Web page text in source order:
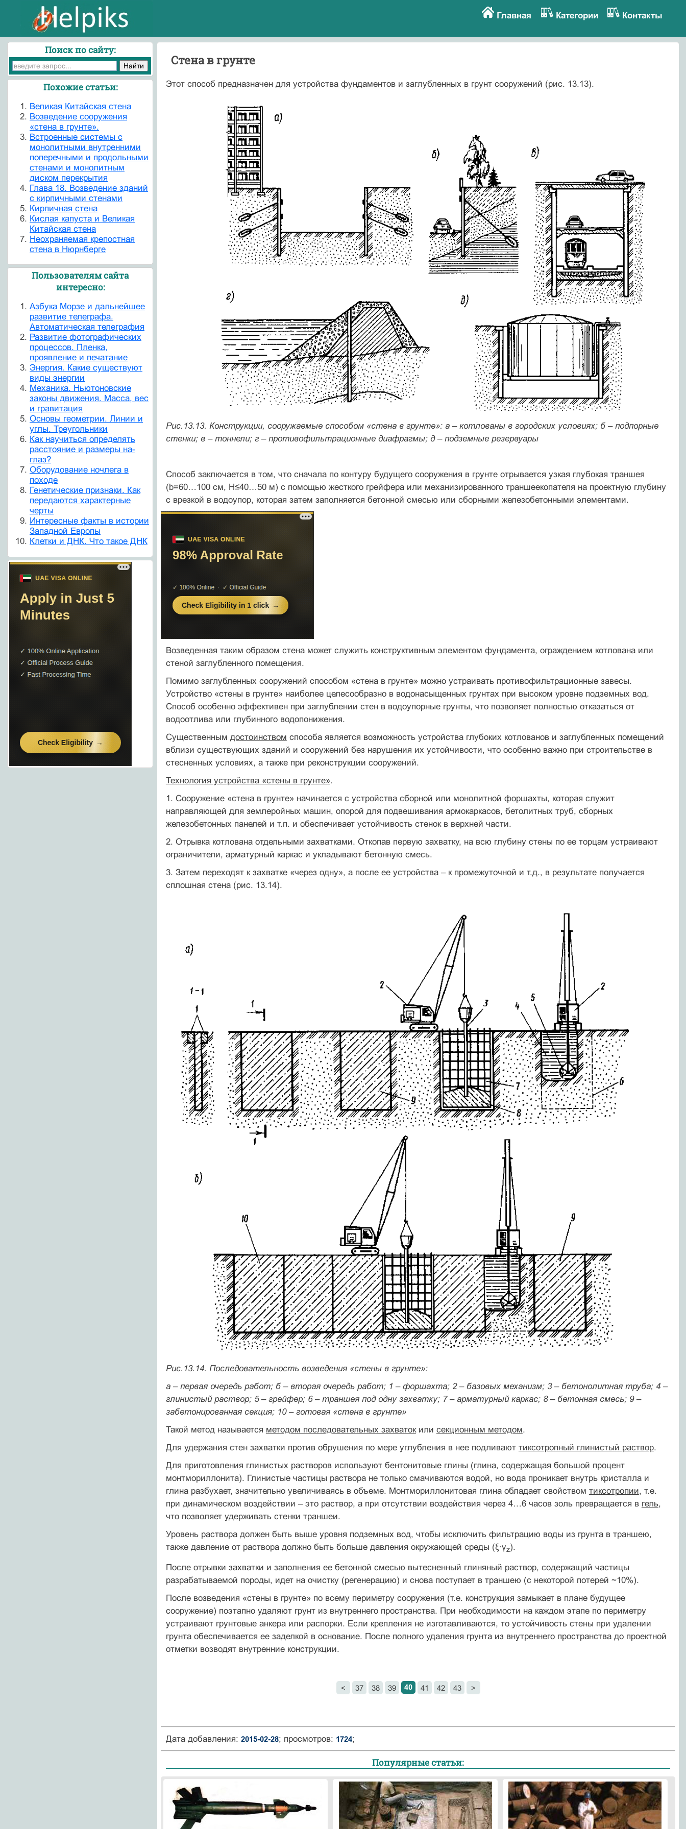
Главная Категории Контакты
Стена в грунте
Этот способ предназначен для устройства фундаментов и заглубленных в грунт сооружений (рис. 13.13).
Рис.13.13. Конструкции, сооружаемые способом «стена в грунте»: а – котлованы в городских условиях; б – подпорные
стенки; в – тоннели; г – противофильтрационные диафрагмы; д – подземные резервуары
Способ заключается в том, что сначала по контуру будущего сооружения в грунте отрывается узкая глубокая траншея
(b=60…100 см, H≤40…50 м) с помощью жесткого грейфера или механизированного траншеекопателя на проектную глубину
с врезкой в водоупор, которая затем заполняется бетонной смесью или сборными железобетонными элементами.
Возведенная таким образом стена может служить конструктивным элементом фундамента, ограждением котлована или
стеной заглубленного помещения.
Помимо заглубленных сооружений способом «стена в грунте» можно устраивать противофильтрационные завесы.
Устройство «стены в грунте» наиболее целесообразно в водонасыщенных грунтах при высоком уровне подземных вод.
Способ особенно эффективен при заглублении стен в водоупорные грунты, что позволяет полностью отказаться от
водоотлива или глубинного водопонижения.
Существенным достоинством способа является возможность устройства глубоких котлованов и заглубленных помещений
вблизи существующих зданий и сооружений без нарушения их устойчивости, что особенно важно при строительстве в
стесненных условиях, а также при реконструкции сооружений.
Технология устройства «стены в грунте».
1. Сооружение «стена в грунте» начинается с устройства сборной или монолитной форшахты, которая служит
направляющей для землеройных машин, опорой для подвешивания армокаркасов, бетолитных труб, сборных
железобетонных панелей и т.п. и обеспечивает устойчивость стенок в верхней части.
2. Отрывка котлована отдельными захватками. Откопав первую захватку, на всю глубину стены по ее торцам устраивают
ограничители, арматурный каркас и укладывают бетонную смесь.
3. Затем переходят к захватке «через одну», а после ее устройства – к промежуточной и т.д., в результате получается
сплошная стена (рис. 13.14).
Рис.13.14. Последовательность возведения «стены в грунте»:
а – первая очередь работ; б – вторая очередь работ; 1 – форшахта; 2 – базовых механизм; 3 – бетонолитная труба; 4 –
глинистый раствор; 5 – грейфер; 6 – траншея под одну захватку; 7 – арматурный каркас; 8 – бетонная смесь; 9 –
забетонированная секция; 10 – готовая «стена в грунте»
Такой метод называется методом последовательных захватокили секционным методом.
Для удержания стен захватки против обрушения по мере углубления в нее подливают тиксотропный глинистый раствор.
Для приготовления глинистых растворов используют бентонитовые глины (глина, содержащая большой процент
монтмориллонита). Глинистые частицы раствора не только смачиваются водой, но вода проникает внутрь кристалла и
глина разбухает, значительно увеличиваясь в объеме. Монтмориллонитовая глина обладает свойством тиксотропии, т.е.
при динамическом воздействии – это раствор, а при отсутствии воздействия через 4…6 часов золь превращается в гель,
что позволяет удерживать стенки траншеи.
Уровень раствора должен быть выше уровня подземных вод, чтобы исключить фильтрацию воды из грунта в траншею,
также давление от раствора должно быть больше давления окружающей среды (ξ∙γz).
После отрывки захватки и заполнения ее бетонной смесью вытесненный глиняный раствор, содержащий частицы
разрабатываемой породы, идет на очистку (регенерацию) и снова поступает в траншею (с некоторой потерей ~10%).
После возведения «стены в грунте» по всему периметру сооружения (т.е. конструкция замыкает в плане будущее
сооружение) поэтапно удаляют грунт из внутреннего пространства. При необходимости на каждом этапе по периметру
устраивают грунтовые анкера или распорки. Если крепления не изготавливаются, то устойчивость стены при удалении
грунта обеспечивается ее заделкой в основание. После полного удаления грунта из внутреннего пространства до проектной
отметки возводят внутренние конструкции.
< 37 38 39 40 41 42 43 >
Дата добавления: 2015-02-28; просмотров: 1724;
Популярные статьи:
Поиск по сайту:
Похожие статьи:
Великая Китайская стена
Возведение сооружения
«стена в грунте».
Встроенные системы с
монолитными внутренними
поперечными и продольными
стенами и монолитным
диском перекрытия
Глава 18. Возведение зданий
с кирпичными стенами
Кирпичная стена
Кислая капуста и Великая
Китайская стена
Неохраняемая крепостная
стена в Нюрнберге
Пользователям сайта
интересно:
Азбука Морзе и дальнейшее
развитие телеграфа.
Автоматическая телеграфия
Развитие фотографических
процессов. Пленка,
проявление и печатание
Энергия. Какие существуют
виды энергии
Механика. Ньютоновские
законы движения. Масса, вес
и гравитация
Основы геометрии. Линии и
углы. Треугольники
Как научиться определять
расстояние и размеры на-
глаз?
Оборудование ночлега в
походе
Генетические признаки. Как
передаются характерные
черты
Интересные факты в истории
Западной Европы
Клетки и ДНК. Что такое ДНК